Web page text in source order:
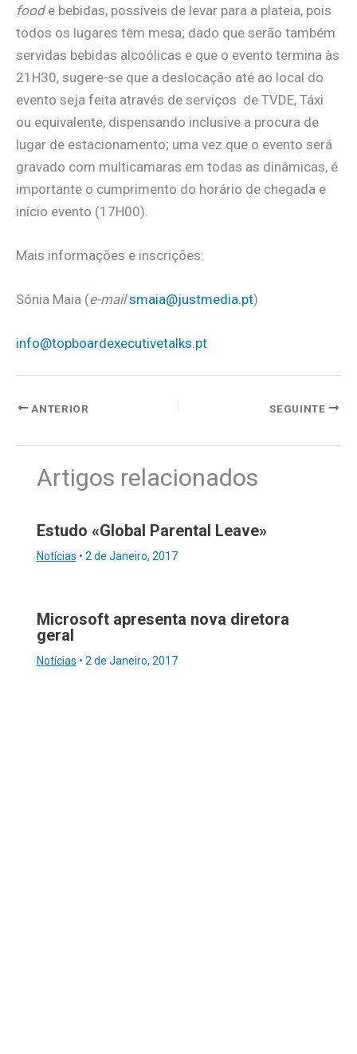
foode bebidas, possíveis de levar para a plateia, pois
todos os lugares têm mesa; dado que serão também
servidas bebidas alcoólicas e que o evento termina às
21H30, sugere-se que a deslocação até ao local do
evento seja feita através de serviços de TVDE, Táxi
ou equivalente, dispensando inclusive a procura de
lugar de estacionamento; uma vez que o evento será
gravado com multicamaras em todas as dinâmicas, é
importante o cumprimento do horário de chegada e
início evento (17H00).
Mais informações e inscrições:
Sónia Maia (e-mail smaia@justmedia.pt)
info@topboardexecutivetalks.pt
ANTERIOR SEGUINTE
Artigos relacionados
Estudo «Global Parental Leave»
Notícias • 2 de Janeiro, 2017
Microsoft apresenta nova diretora
geral
Notícias • 2 de Janeiro, 2017